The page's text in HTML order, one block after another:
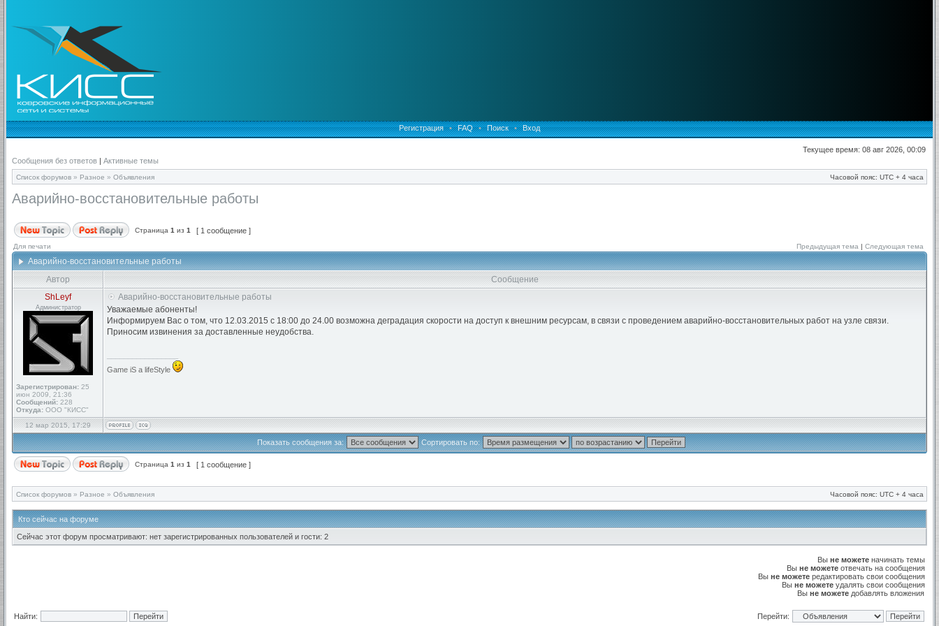
Регистрация • FAQ • Поиск • Вход
Текущее время: 08 авг 2026, 00:09
Сообщения без ответов | Активные темы
Список форумов » Разное » Объявления Часовой пояс: UTC + 4 часа
Аварийно-восстановительные работы
Страница 1 из 1 [ 1 сообщение ]
Для печати Предыдущая тема | Следующая тема
Аварийно-восстановительные работы
Автор
Сообщение
ShLeyf
Администратор
Зарегистрирован: 25
июн 2009, 21:36
Сообщений: 228
Откуда: ООО "КИСС"
Аварийно-восстановительные работы
Уважаемые абоненты!
Информируем Вас о том, что 12.03.2015 с 18:00 до 24.00 возможна деградация скорости на доступ к внешним ресурсам, в связи с проведением аварийно-восстановительных работ на узле связи.
Приносим извинения за доставленные неудобства.
Game iS a lifeStyle
12 мар 2015, 17:29
Показать сообщения за: Сортировать по:
Страница 1 из 1 [ 1 сообщение ]
Список форумов » Разное » Объявления Часовой пояс: UTC + 4 часа
Кто сейчас на форуме
Сейчас этот форум просматривают: нет зарегистрированных пользователей и гости: 2
Вы не можете начинать темы
Вы не можете отвечать на сообщения
Вы не можете редактировать свои сообщения
Вы не можете удалять свои сообщения
Вы не можете добавлять вложения
Найти: Перейти: